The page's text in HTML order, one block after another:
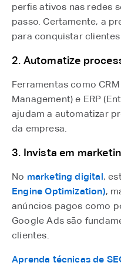
perfis ativos nas redes
passo. Certamente, a
para conquistar
2. Automatize
Ferramentas como
Management) e ERP
ajudam a automatizar
da empresa.
3. Invista em
No marketing digital,
Engine Optimization),
anúncios pagos como
Google Ads são
clientes.
Aprenda técnicas de